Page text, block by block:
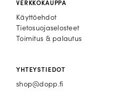
VERKKOKAUPPA
Käyttöehdot
Tietosuojaselosteet
Toimitus & palautus
YHTEYSTIEDOT
shop@dopp.fi